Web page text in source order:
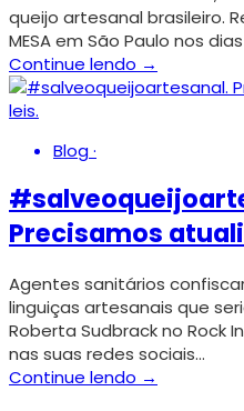
queijo artesanal brasileiro.
MESA em São Paulo nos
Continue lendo →
Blog·
Precisamos
Agentes sanitários
linguiças artesanais que
Roberta Sudbrack no Rock
nas suas redes sociais…
Continue lendo →